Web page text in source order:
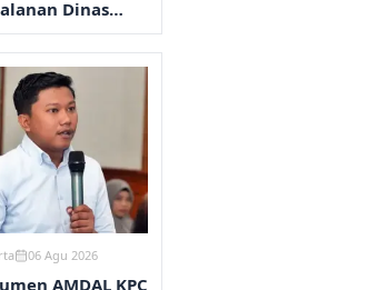
Dinas
06 Agu 2026
AMDAL KPC